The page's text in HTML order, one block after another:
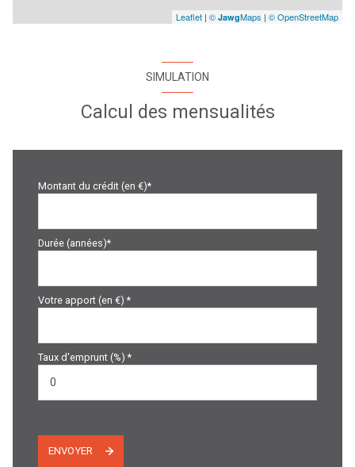
Leaflet | © JawgMaps | © OpenStreetMap
SIMULATION
Calcul des mensualités
Montant du crédit (en €)*
Durée (années)*
Votre apport (en €) *
Taux d'emprunt (%) *
ENVOYER